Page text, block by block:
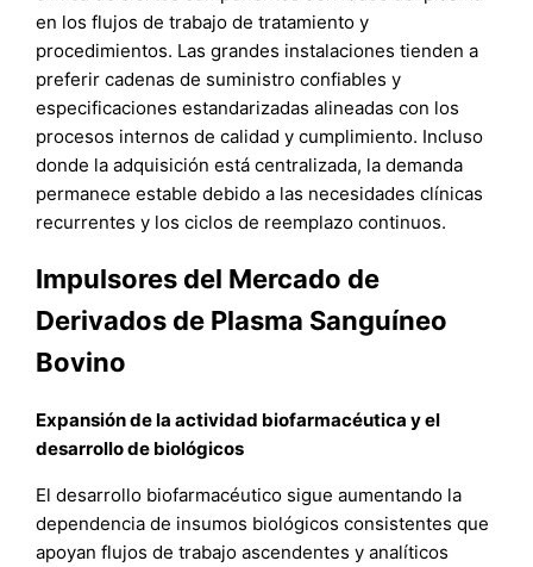
en los flujos de trabajo de tratamiento y
procedimientos. Las grandes instalaciones tienden a
preferir cadenas de suministro confiables y
especificaciones estandarizadas alineadas con los
procesos internos de calidad y cumplimiento. Incluso
donde la adquisición está centralizada, la demanda
permanece estable debido a las necesidades clínicas
recurrentes y los ciclos de reemplazo continuos.
Impulsores del Mercado de
Derivados de Plasma Sanguíneo
Bovino
Expansión de la actividad biofarmacéutica y el
desarrollo de biológicos
El desarrollo biofarmacéutico sigue aumentando la
dependencia de insumos biológicos consistentes que
apoyan flujos de trabajo ascendentes y analíticos